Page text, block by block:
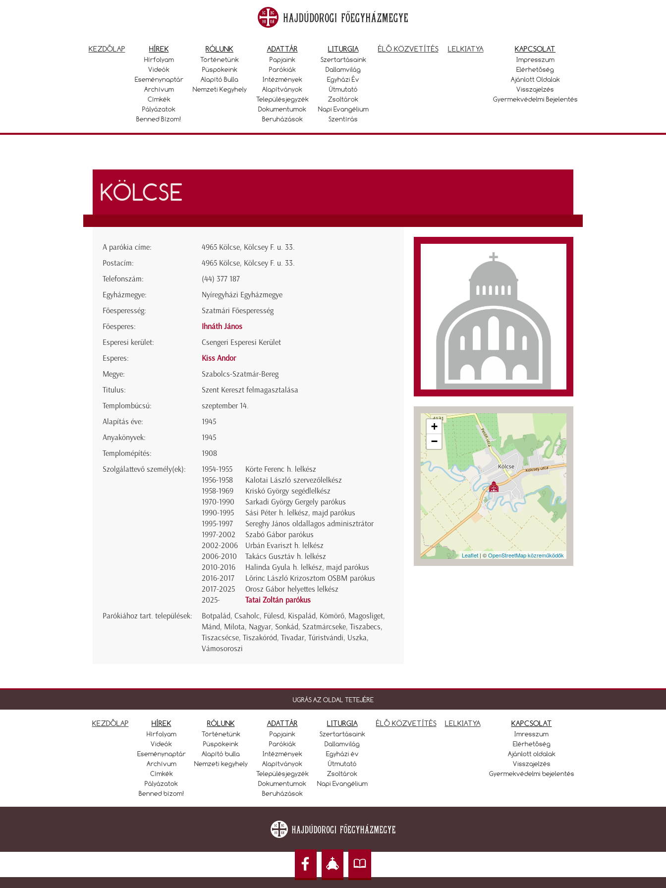
KEZDŐLAP HÍREK
Hírfolyam
Videók
Eseménynaptár
Archívum
Címkék
Pályázatok
Benned Bízom!
RÓLUNK
Történetünk
Püspökeink
Alapító Bulla
Nemzeti Kegyhely
ADATTÁR
Papjaink
Parókiák
Intézmények
Alapítványok
Településjegyzék
Dokumentumok
Beruházások
LITURGIA
Szertartásaink
Dallamvilág
Egyházi Év
Útmutató
Zsoltárok
Napi Evangélium
Szentírás
ÉLŐ KÖZVETÍTÉS LELKIATYA KAPCSOLAT
Impresszum
Elérhetőség
Ajánlott Oldalak
Visszajelzés
Gyermekvédelmi Bejelentés
KÖLCSE
+
−
Leaflet | ©OpenStreetMap közreműködők
A parókia címe:
4965 Kölcse, Kölcsey F. u. 33.
Postacím:
4965 Kölcse, Kölcsey F. u. 33.
Telefonszám:
(44) 377 187
Egyházmegye:
Nyíregyházi Egyházmegye
Főesperesség:
Szatmári Főesperesség
Főesperes:
Ihnáth János
Esperesi kerület:
Csengeri Esperesi Kerület
Esperes:
Kiss Andor
Megye:
Szabolcs-Szatmár-Bereg
Titulus:
Szent Kereszt felmagasztalása
Templombúcsú:
szeptember 14.
Alapítás éve:
1945
Anyakönyvek:
1945
Templomépítés:
1908
Szolgálattevő személy(ek):
1954-1955
Körte Ferenc h. lelkész
1956-1958
Kalotai László szervezőlelkész
1958-1969
Kriskó György segédlelkész
1970-1990
Sarkadi György Gergely parókus
1990-1995
Sási Péter h. lelkész, majd parókus
1995-1997
Sereghy János oldallagos adminisztrátor
1997-2002
Szabó Gábor parókus
2002-2006
Urbán Evariszt h. lelkész
2006-2010
Takács Gusztáv h. lelkész
2010-2016
Halinda Gyula h. lelkész, majd parókus
2016-2017
Lőrinc László Krizosztom OSBM parókus
2017-2025
Orosz Gábor helyettes lelkész
2025-
Tatai Zoltán parókus
Parókiához tart. települések:
Botpalád, Csaholc, Fülesd, Kispalád, Kömörő, Magosliget,
Mánd, Milota, Nagyar, Sonkád, Szatmárcseke, Tiszabecs,
Tiszacsécse, Tiszakóród, Tivadar, Túristvándi, Uszka,
Vámosoroszi
UGRÁS AZ OLDAL TETEJÉRE
KEZDŐLAP HÍREK
Hírfolyam
Videók
Eseménynaptár
Archívum
Címkék
Pályázatok
Benned bízom!
RÓLUNK
Történetünk
Püspökeink
Alapító bulla
Nemzeti kegyhely
ADATTÁR
Papjaink
Parókiák
Intézmények
Alapítványok
Településjegyzék
Dokumentumok
Beruházások
LITURGIA
Szertartásaink
Dallamvilág
Egyházi év
Útmutató
Zsoltárok
Napi Evangélium
ÉLŐ KÖZVETÍTÉS LELKIATYA KAPCSOLAT
Imresszum
Elérhetőség
Ajánlott oldalak
Visszajelzés
Gyermekvédelmi bejelentés